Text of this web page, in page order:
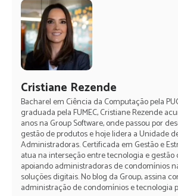
Cristiane Rezende
Bacharel em Ciência da Computação pela
graduada pela FUMEC, Cristiane Rezende
anos na Group Software, onde passou por
gestão de produtos e hoje lidera a Unidade
Administradoras. Certificada em Gestão e
atua na interseção entre tecnologia e
apoiando administradoras de condomínios
soluções digitais. No blog da Group, assina
administração de condomínios e tecnologia